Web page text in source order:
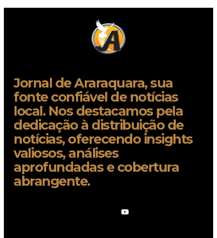
Jornal de Araraquara, sua
fonte confiável de notícias
local. Nos destacamos pela
dedicação à distribuição de
notícias, oferecendo insights
valiosos, análises
aprofundadas e cobertura
abrangente.